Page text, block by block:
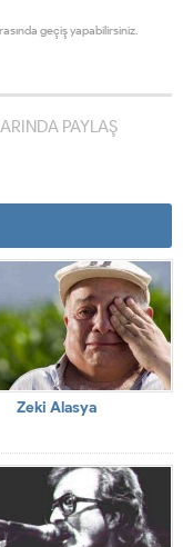
geçiş yapabilirsiniz.
PAYLAŞ
Zeki Alasya